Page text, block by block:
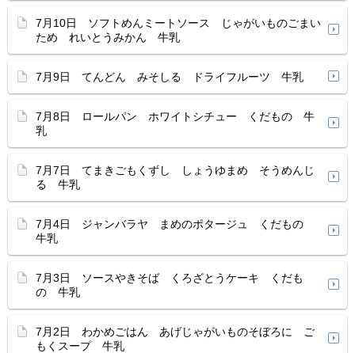
7月10日 ソフトめんミートソース じゃがいものごまい
ため れいとうみかん 牛乳
7月9日 てんどん みそしる ドライフルーツ 牛乳
7月8日 ロールパン ホワイトシチュー くだもの 牛
乳
7月7日 てまきごもくずし しょうゆまめ そうめんじ
る 牛乳
7月4日 ジャンバラヤ まめのポタージュ くだもの
牛乳
7月3日 ソースやきそば くろざとうケーキ くだも
の 牛乳
7月2日 わかめごはん あげじゃがいものそぼろに ご
もくスープ 牛乳